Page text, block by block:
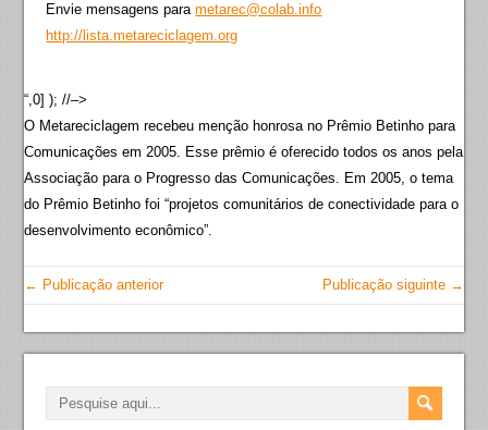
Envie mensagens parametarec@colab.info
http://lista.metareciclagem.org
“,0] ); //–>
O Metareciclagem recebeu menção honrosa no Prêmio Betinho para
Comunicações em 2005. Esse prêmio é oferecido todos os anos pela
Associação para o Progresso das Comunicações. Em 2005, o tema
do Prêmio Betinho foi “projetos comunitários de conectividade para o
desenvolvimento econômico”.
← Publicação anterior Publicação siguinte →